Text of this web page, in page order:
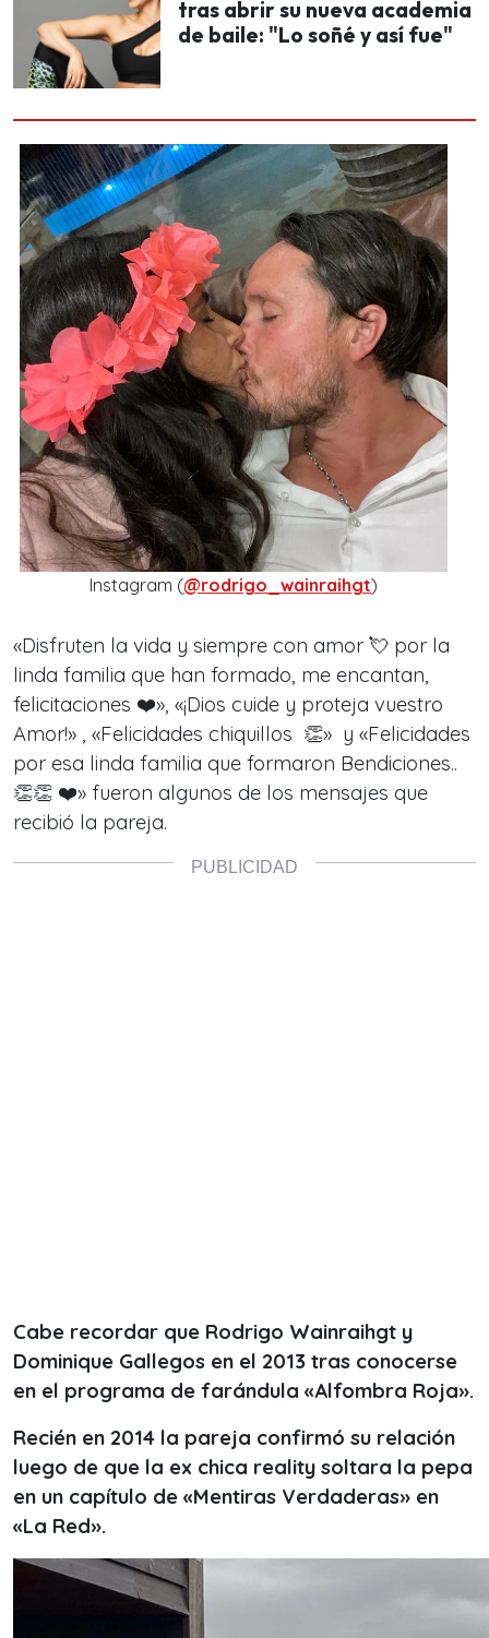
tras abrir su nueva academia
de baile: "Lo soñé y así fue"
Instagram (@rodrigo_wainraihgt)
«Disfruten la vida y siempre con amor 💘 por la
linda familia que han formado, me encantan,
felicitaciones ❤️», «¡Dios cuide y proteja vuestro
Amor!» , «Felicidades chiquillos 👏» y «Felicidades
por esa linda familia que formaron Bendiciones..
👏👏 ❤️» fueron algunos de los mensajes que
recibió la pareja.
Cabe recordar que Rodrigo Wainraihgt y
Dominique Gallegos en el 2013 tras conocerse
en el programa de farándula «Alfombra Roja».
Recién en 2014 la pareja confirmó su relación
luego de que la ex chica reality soltara la pepa
en un capítulo de «Mentiras Verdaderas» en
«La Red».